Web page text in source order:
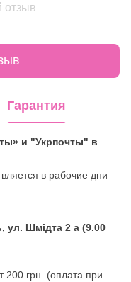
отзыв
Гарантия
и "Укрпочты" в
в рабочие дни
ул. Шмідта 2 а (9.00
200 грн. (оплата при